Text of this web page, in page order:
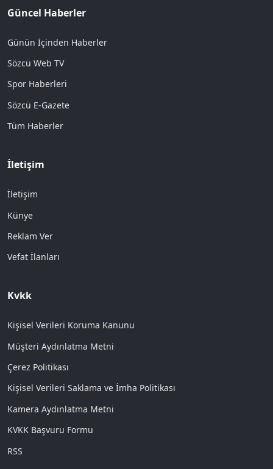
Güncel Haberler
Günün İçinden Haberler
Sözcü Web TV
Spor Haberleri
Sözcü E-Gazete
Tüm Haberler
İletişim
İletişim
Künye
Reklam Ver
Vefat İlanları
Kvkk
Kişisel Verileri Koruma Kanunu
Müşteri Aydınlatma Metni
Çerez Politikası
Kişisel Verileri Saklama ve İmha Politikası
Kamera Aydınlatma Metni
KVKK Başvuru Formu
RSS